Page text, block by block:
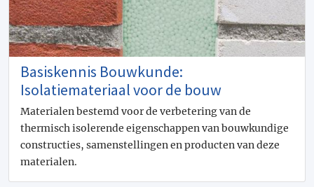
Basiskennis Bouwkunde:
Isolatiemateriaal voor de bouw
Materialen bestemd voor de verbetering van de
thermisch isolerende eigenschappen van bouwkundige
constructies, samen­stellingen en producten van deze
materialen.